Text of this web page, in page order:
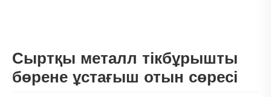
Сыртқы металл тікбұрышты
бөрене ұстағыш отын сөресі